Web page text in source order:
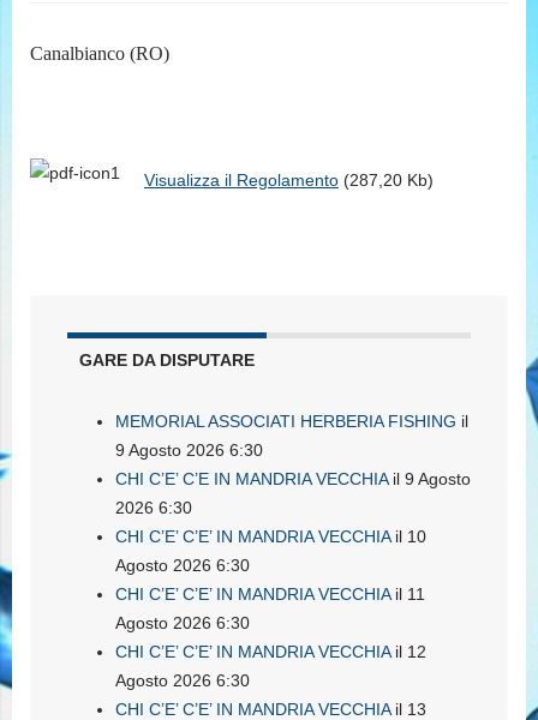
t
Canalbianco (RO)
Visualizza il Regolamento (287,20 Kb)
GARE DA DISPUTARE
MEMORIAL ASSOCIATI HERBERIA FISHING il
9 Agosto 2026 6:30
CHI C’E’ C’E IN MANDRIA VECCHIAil 9 Agosto
2026 6:30
CHI C’E’ C’E’ IN MANDRIA VECCHIAil 10
Agosto 2026 6:30
CHI C’E’ C’E’ IN MANDRIA VECCHIAil 11
Agosto 2026 6:30
CHI C’E’ C’E’ IN MANDRIA VECCHIAil 12
Agosto 2026 6:30
CHI C’E’ C’E’ IN MANDRIA VECCHIAil 13